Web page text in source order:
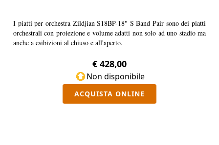
I piatti per orchestra Zildjian S18BP-18" S Band Pair sono dei piatti
orchestrali con proiezione e volume adatti non solo ad uno stadio ma
anche a esibizioni al chiuso e all'aperto.
€ 428,00
Non disponibile
ACQUISTA ONLINE